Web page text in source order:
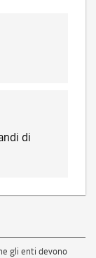
di
gli enti devono